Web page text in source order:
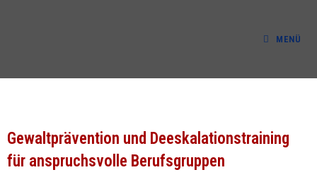
MENÜ
Gewaltprävention und Deeskalationstraining
für anspruchsvolle Berufsgruppen